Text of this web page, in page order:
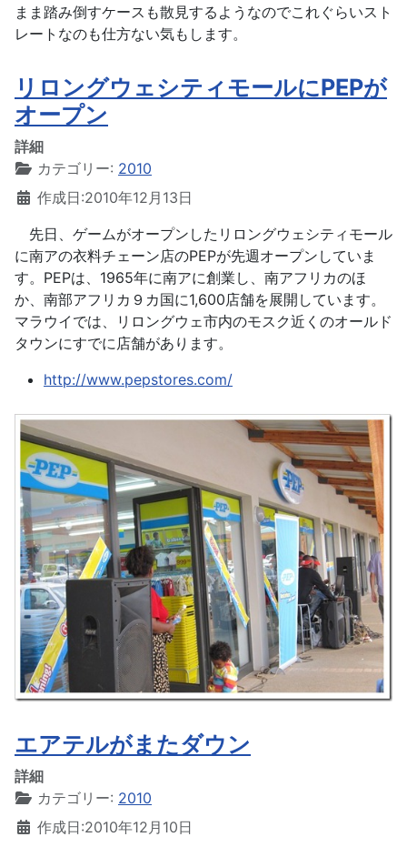
まま踏み倒すケースも散見するようなのでこれぐらいスト
レートなのも仕方ない気もします。
リロングウェシティモールにPEPが
オープン
詳細
カテゴリー: 2010
作成日:2010年12月13日
先日、ゲームがオープンしたリロングウェシティモール
に南アの衣料チェーン店のPEPが先週オープンしていま
す。PEPは、1965年に南アに創業し、南アフリカのほ
か、南部アフリカ９カ国に1,600店舗を展開しています。
マラウイでは、リロングウェ市内のモスク近くのオールド
タウンにすでに店舗があります。
http://www.pepstores.com/
エアテルがまたダウン
詳細
カテゴリー: 2010
作成日:2010年12月10日